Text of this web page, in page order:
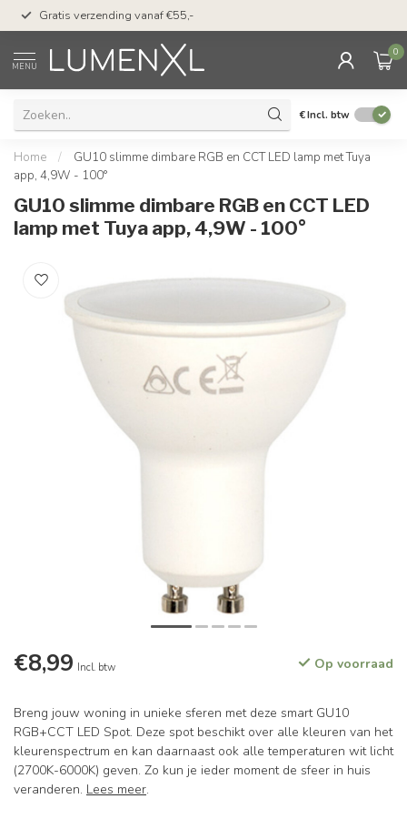
Gratis verzending vanaf €55,-
MENU
0
€Incl. btw
Home /
GU10 slimme dimbare RGB en CCT LED lamp met Tuya
app, 4,9W - 100°
GU10 slimme dimbare RGB en CCT LED
lamp met Tuya app, 4,9W - 100°
€8,99 Incl. btw Op voorraad
Breng jouw woning in unieke sferen met deze smart GU10
RGB+CCT LED Spot. Deze spot beschikt over alle kleuren van het
kleurenspectrum en kan daarnaast ook alle temperaturen wit licht
(2700K-6000K) geven. Zo kun je ieder moment de sfeer in huis
veranderen. Lees meer.